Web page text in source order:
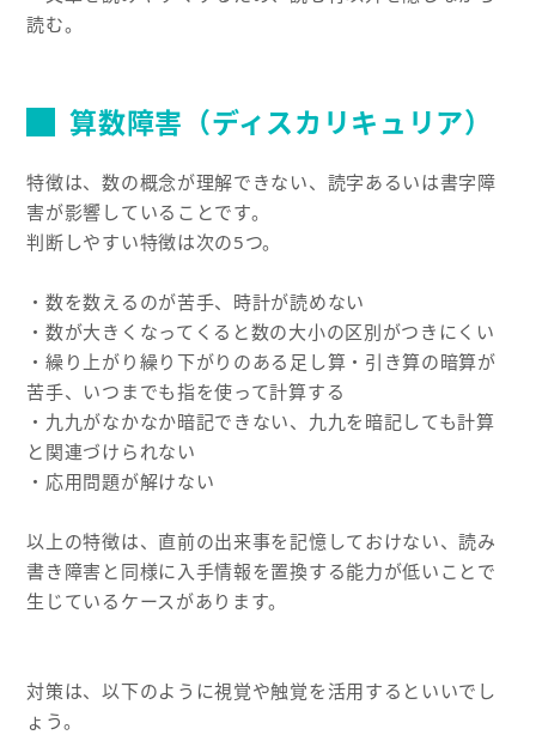
読む。
算数障害（ディスカリキュリア）
特徴は、数の概念が理解できない、読字あるいは書字障
害が影響していることです。
判断しやすい特徴は次の5つ。
・数を数えるのが苦手、時計が読めない
・数が大きくなってくると数の大小の区別がつきにくい
・繰り上がり繰り下がりのある足し算・引き算の暗算が
苦手、いつまでも指を使って計算する
・九九がなかなか暗記できない、九九を暗記しても計算
と関連づけられない
・応用問題が解けない
以上の特徴は、直前の出来事を記憶しておけない、読み
書き障害と同様に入手情報を置換する能力が低いことで
生じているケースがあります。
対策は、以下のように視覚や触覚を活用するといいでし
ょう。